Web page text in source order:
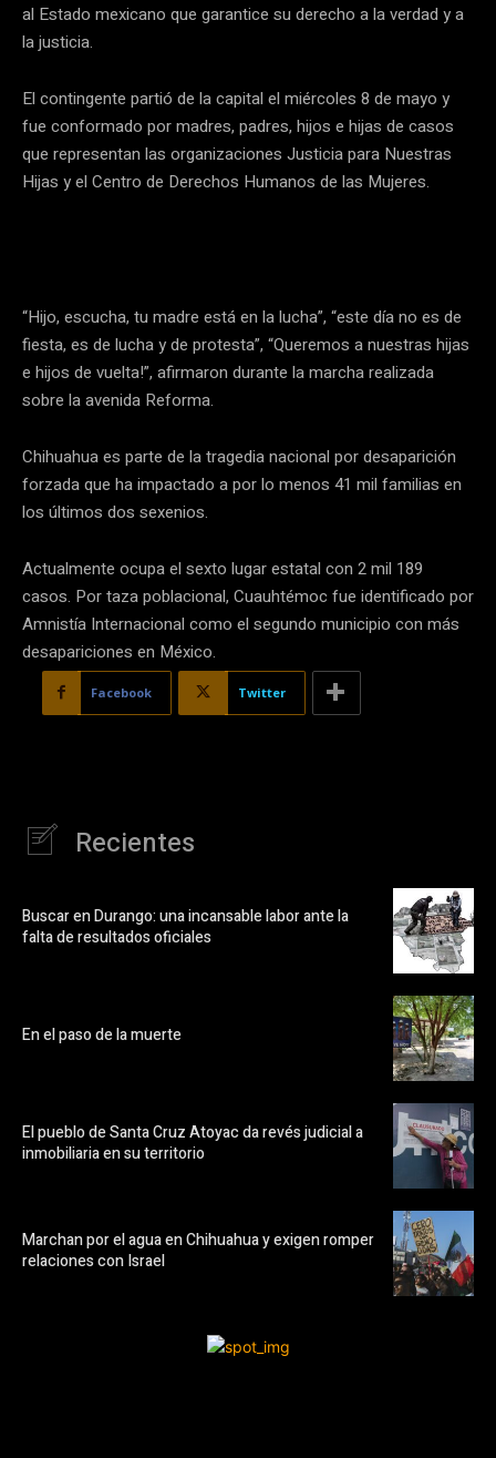
al Estado mexicano que garantice su derecho a la verdad y a
la justicia.
El contingente partió de la capital el miércoles 8 de mayo y
fue conformado por madres, padres, hijos e hijas de casos
que representan las organizaciones Justicia para Nuestras
Hijas y el Centro de Derechos Humanos de las Mujeres.
“Hijo, escucha, tu madre está en la lucha”, “este día no es de
fiesta, es de lucha y de protesta”, “Queremos a nuestras hijas
e hijos de vuelta!”, afirmaron durante la marcha realizada
sobre la avenida Reforma.
Chihuahua es parte de la tragedia nacional por desaparición
forzada que ha impactado a por lo menos 41 mil familias en
los últimos dos sexenios.
Actualmente ocupa el sexto lugar estatal con 2 mil 189
casos. Por taza poblacional, Cuauhtémoc fue identificado por
Amnistía Internacional como el segundo municipio con más
desapariciones en México.
Facebook Twitter
Recientes
Buscar en Durango: una incansable labor ante la
falta de resultados oficiales
En el paso de la muerte
El pueblo de Santa Cruz Atoyac da revés judicial a
inmobiliaria en su territorio
Marchan por el agua en Chihuahua y exigen romper
relaciones con Israel